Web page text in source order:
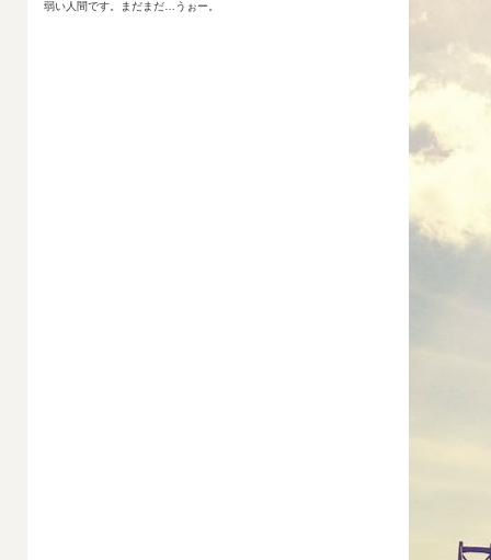
弱い人間です。まだまだ…うぉー。